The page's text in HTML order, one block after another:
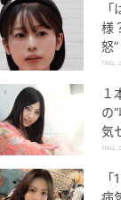
様
怒
と
TRILL
１
の
気
が
TRILL
病